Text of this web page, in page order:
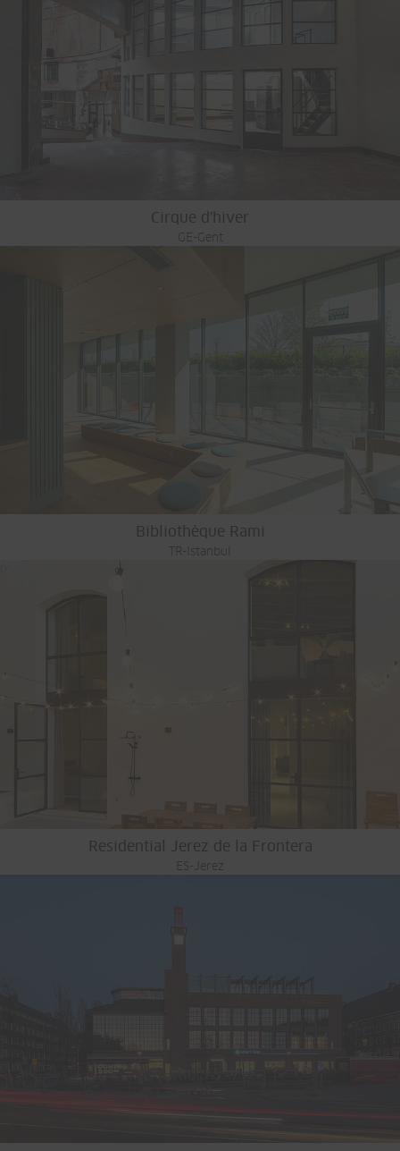
Cirque d'hiver
GE-Gent
Bibliothèque Rami
TR-Istanbul
Residential Jerez de la Frontera
ES-Jerez